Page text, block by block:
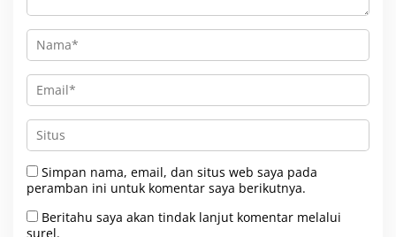
Simpan nama, email, dan situs web saya pada
peramban ini untuk komentar saya berikutnya.
Beritahu saya akan tindak lanjut komentar melalui
surel.